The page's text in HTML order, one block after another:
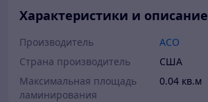
Характеристики и описание
Производитель
ACO
Страна производитель
США
Максимальная площадь
ламинирования
0.04 кв.м